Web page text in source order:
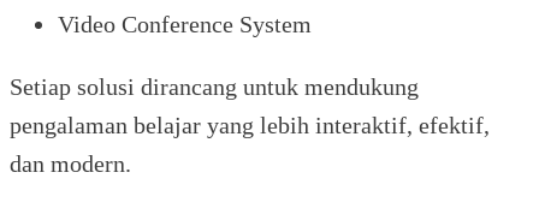
Video Conference System
Setiap solusi dirancang untuk mendukung
pengalaman belajar yang lebih interaktif, efektif,
dan modern.